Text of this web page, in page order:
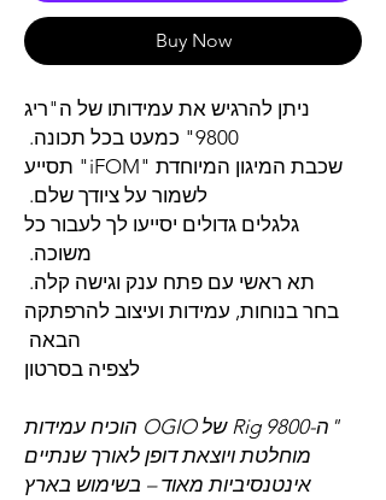
Buy Now
ניתן להרגיש את עמידותו של ה"ריג
9800" כמעט בכל תכונה.
שכבת המיגון המיוחדת "iFOM" תסייע
לשמור על ציודך שלם.
גלגלים גדולים יסייעו לך לעבור כל
משוכה.
תא ראשי עם פתח ענק וגישה קלה.
בחר בנוחות, עמידות ועיצוב להרפתקה
הבאה
לצפיה בסרטון
"ה-Rig 9800 של OGIO הוכיח עמידות
מוחלטת ויוצאת דופן לאורך שנתיים
אינטנסיביות מאוד – בשימוש בארץ